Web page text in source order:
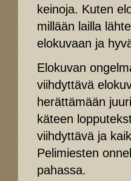
keinoja. Kuten
millään lailla
elokuvaan ja
Elokuvan
viihdyttävä
herättämään
käteen
viihdyttävä ja
Pelimiesten
pahassa.